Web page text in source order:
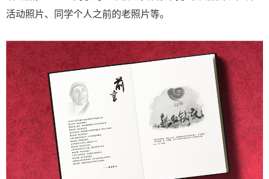
活动照片、同学个人之前的老照片等。